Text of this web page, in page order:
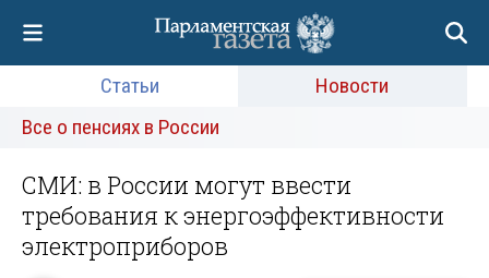
Статьи
Новости
Все о пенсиях в России
СМИ: в России могут ввести
требования к энергоэффективности
электроприборов